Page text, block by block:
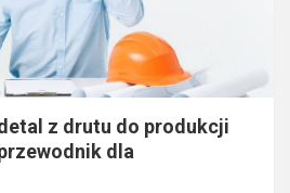
z drutu do produkcji
dla